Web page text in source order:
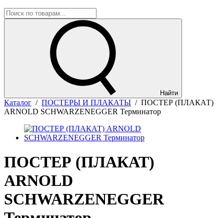
Найти
Каталог / ПОСТЕРЫ И ПЛАКАТЫ / ПОСТЕР (ПЛАКАТ)
ARNOLD SCHWARZENEGGER Терминатор
ПОСТЕР (ПЛАКАТ)
ARNOLD
SCHWARZENEGGER